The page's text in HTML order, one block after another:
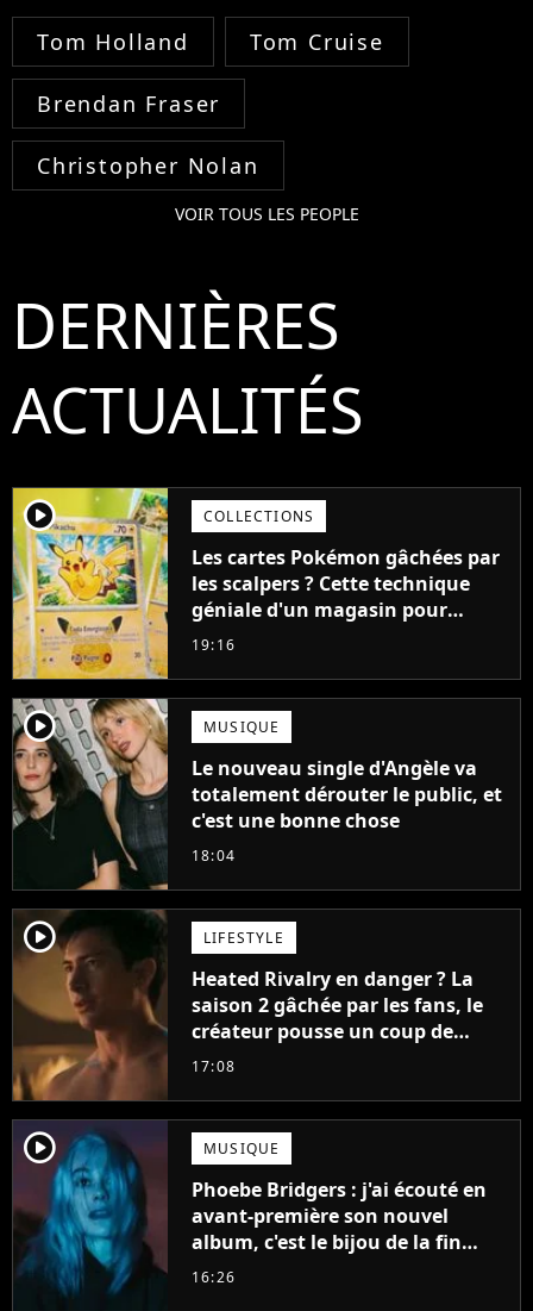
Tom Holland Tom Cruise
Brendan Fraser
Christopher Nolan
VOIR TOUS LES PEOPLE
DERNIÈRES
ACTUALITÉS
player2 COLLECTIONS
Les cartes Pokémon gâchées par
les scalpers ? Cette technique
géniale d'un magasin pour
ruiner les revendeurs
19:16
player2 MUSIQUE
Le nouveau single d'Angèle va
totalement dérouter le public, et
c'est une bonne chose
18:04
player2 LIFESTYLE
Heated Rivalry en danger ? La
saison 2 gâchée par les fans, le
créateur pousse un coup de
gueule
17:08
player2 MUSIQUE
Phoebe Bridgers : j'ai écouté en
avant-première son nouvel
album, c'est le bijou de la fin
d'été
16:26